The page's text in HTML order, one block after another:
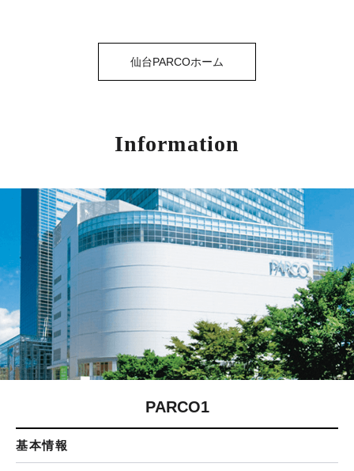
仙台PARCOホーム
Information
PARCO1
基本情報